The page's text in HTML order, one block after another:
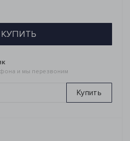
КУПИТЬ
и мы перезвоним
Купить